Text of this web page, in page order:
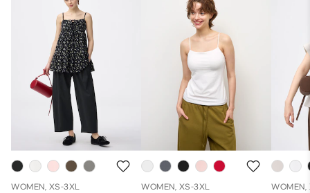
WOMEN, XS-3XL WOMEN, XS-3XL WOMEN,